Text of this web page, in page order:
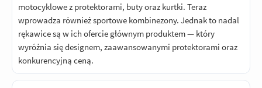
motocyklowe z protektorami, buty oraz kurtki. Teraz
wprowadza również sportowe kombinezony. Jednak to nadal
rękawice są w ich ofercie głównym produktem — który
wyróżnia się designem, zaawansowanymi protektorami oraz
konkurencyjną ceną.